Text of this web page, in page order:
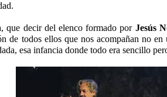
que decir del elenco formado por Jesús
de todos ellos que nos acompañan no
esa infancia donde todo era sencillo